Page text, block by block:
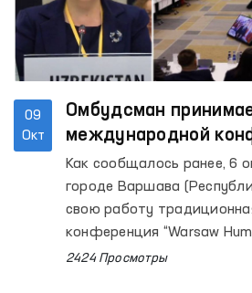
09
Окт
Омбудсман
международной
правам человека в
Как сообщалось ранее, 6
городе Варшава
свою работу
конференция “Warsaw
Conference 2025”,
2424 Просмотры